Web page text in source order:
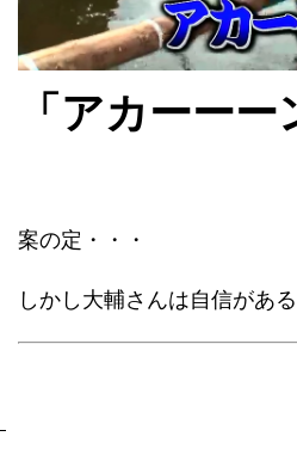
「アカーーー
案の定・・・
しかし大輔さんは自信がある